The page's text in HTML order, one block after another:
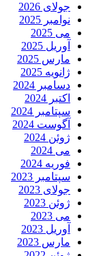
جولای 2026
نوامبر 2025
می 2025
آوریل 2025
مارس 2025
ژانویه 2025
دسامبر 2024
اکتبر 2024
سپتامبر 2024
آگوست 2024
ژوئن 2024
می 2024
فوریه 2024
سپتامبر 2023
جولای 2023
ژوئن 2023
می 2023
آوریل 2023
مارس 2023